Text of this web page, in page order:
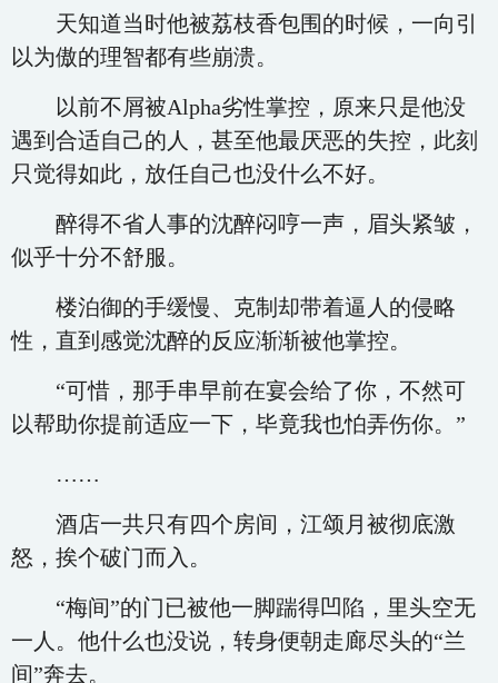
天知道当时他被荔枝香包围的时候，一向引
以为傲的理智都有些崩溃。
以前不屑被Alpha劣性掌控，原来只是他没
遇到合适自己的人，甚至他最厌恶的失控，此刻
只觉得如此，放任自己也没什么不好。
醉得不省人事的沈醉闷哼一声，眉头紧皱，
似乎十分不舒服。
楼泊御的手缓慢、克制却带着逼人的侵略
性，直到感觉沈醉的反应渐渐被他掌控。
“可惜，那手串早前在宴会给了你，不然可
以帮助你提前适应一下，毕竟我也怕弄伤你。”
……
酒店一共只有四个房间，江颂月被彻底激
怒，挨个破门而入。
“梅间”的门已被他一脚踹得凹陷，里头空无
一人。他什么也没说，转身便朝走廊尽头的“兰
间”奔去。